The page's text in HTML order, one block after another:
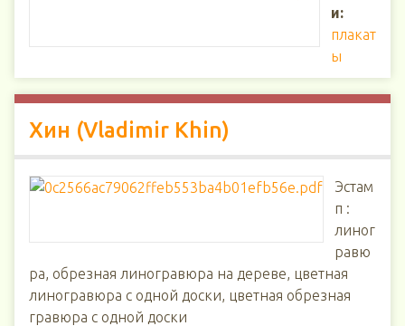
и:
плакат
ы
Хин (Vladimir Khin)
Эстам
п :
линог
равю
ра, обрезная линогравюра на дереве, цветная
линогравюра с одной доски, цветная обрезная
гравюра с одной доски